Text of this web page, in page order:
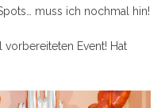
muss ich nochmal hin!
vorbereiteten Event! Hat